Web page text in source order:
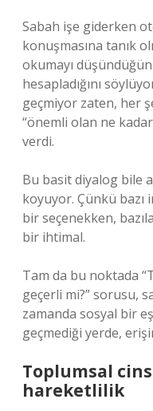
Sabah işe giderken
konuşmasına tanık
okumayı
hesapladığını
geçmiyor zaten, her
“önemli olan ne kadar
verdi.
Bu basit diyalog bile
koyuyor. Çünkü bazı
bir seçenekken,
bir ihtimal.
Tam da bu noktada
geçerli mi?” sorusu,
zamanda sosyal bir
geçmediği yerde,
Toplumsal
hareketlilik